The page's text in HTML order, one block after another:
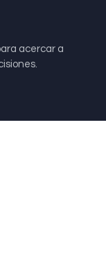
acercar a